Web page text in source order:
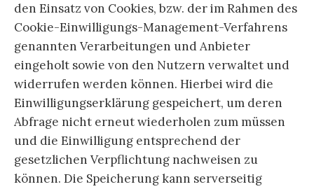
den Einsatz von Cookies, bzw. der im Rahmen des
Cookie-Einwilligungs-Management-Verfahrens
genannten Verarbeitungen und Anbieter
eingeholt sowie von den Nutzern verwaltet und
widerrufen werden können. Hierbei wird die
Einwilligungserklärung gespeichert, um deren
Abfrage nicht erneut wiederholen zum müssen
und die Einwilligung entsprechend der
gesetzlichen Verpflichtung nachweisen zu
können. Die Speicherung kann serverseitig